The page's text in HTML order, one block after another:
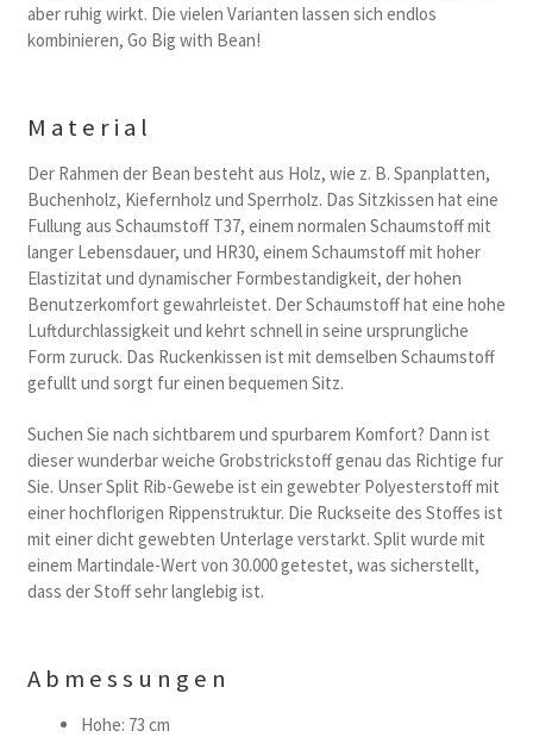
aber ruhig wirkt. Die vielen Varianten lassen sich endlos
kombinieren, Go Big with Bean!
Material
Der Rahmen der Bean besteht aus Holz, wie z. B. Spanplatten,
Buchenholz, Kiefernholz und Sperrholz. Das Sitzkissen hat eine
Fullung aus Schaumstoff T37, einem normalen Schaumstoff mit
langer Lebensdauer, und HR30, einem Schaumstoff mit hoher
Elastizitat und dynamischer Formbestandigkeit, der hohen
Benutzerkomfort gewahrleistet. Der Schaumstoff hat eine hohe
Luftdurchlassigkeit und kehrt schnell in seine ursprungliche
Form zuruck. Das Ruckenkissen ist mit demselben Schaumstoff
gefullt und sorgt fur einen bequemen Sitz.
Suchen Sie nach sichtbarem und spurbarem Komfort? Dann ist
dieser wunderbar weiche Grobstrickstoff genau das Richtige fur
Sie. Unser Split Rib-Gewebe ist ein gewebter Polyesterstoff mit
einer hochflorigen Rippenstruktur. Die Ruckseite des Stoffes ist
mit einer dicht gewebten Unterlage verstarkt. Split wurde mit
einem Martindale-Wert von 30.000 getestet, was sicherstellt,
dass der Stoff sehr langlebig ist.
Abmessungen
Hohe: 73 cm